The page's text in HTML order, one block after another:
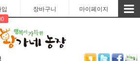
장바구니 마이페이지